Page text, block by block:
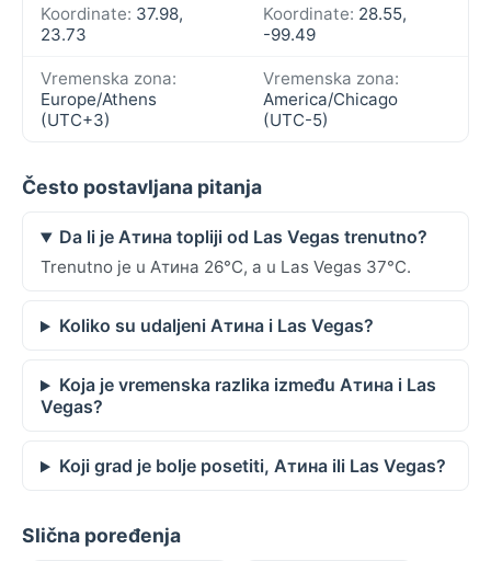
Koordinate: 37.98,
23.73
Koordinate: 28.55,
-99.49
Vremenska zona:
Europe/Athens
(UTC+3)
Vremenska zona:
America/Chicago
(UTC-5)
Često postavljana pitanja
Da li je Атина topliji od Las Vegas trenutno?
Trenutno je u Атина 26°C, a u Las Vegas 37°C.
Koliko su udaljeni Атина i Las Vegas?
Koja je vremenska razlika između Атина i Las
Vegas?
Koji grad je bolje posetiti, Атина ili Las Vegas?
Slična poređenja